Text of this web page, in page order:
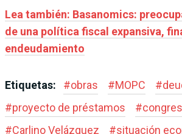
Lea también: Basanomics:
de una política fiscal expansiva,
endeudamiento
Etiquetas: #obras #MOPC #
#proyecto de préstamos #
#Carlino Velázquez #situación